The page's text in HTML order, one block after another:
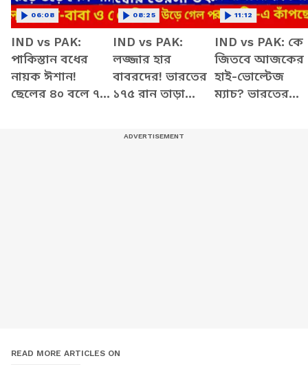
IND vs PAK:
পাকিস্তান বধের
নায়ক ঈশান!
ছেলের ৪০ বলে ৭৭
06:08
IND vs PAK:
লজ্জার হার
বাবরদের! ভারতের
১৭৫ রান তাড়া
08:25
IND vs PAK: কে
জিতবে আজকের
হাই-ভোল্টেজ
ম্যাচ? ভারতের
11:12
READ MORE ARTICLES ON